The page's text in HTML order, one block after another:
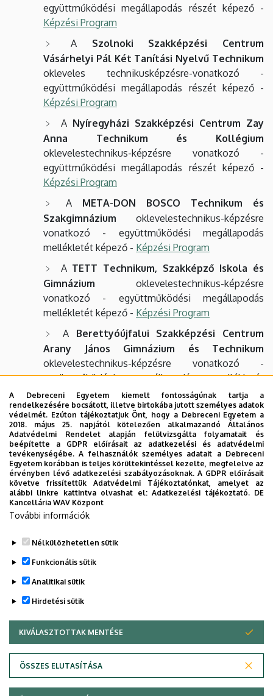
együttműködési megállapodás részét képező -
Képzési Program
ASzolnoki Szakképzési Centrum
Vásárhelyi Pál Két Tanítási Nyelvű Technikum
okleveles technikusképzésre-vonatkozó -
együttműködési megállapodás részét képező -
Képzési Program
A Nyíregyházi Szakképzési Centrum Zay
Anna Technikum és Kollégium
oklevelestechnikus-képzésre vonatkozó -
együttműködési megállapodás részét képező -
Képzési Program
A META-DON BOSCO Technikum és
Szakgimnázium oklevelestechnikus-képzésre
vonatkozó - együttműködési megállapodás
mellékletét képező - Képzési Program
A TETT Technikum, Szakképző Iskola és
Gimnázium oklevelestechnikus-képzésre
vonatkozó - együttműködési megállapodás
mellékletét képező - Képzési Program
ABerettyóújfalui Szakképzési Centrum
Arany János Gimnázium és Technikum
oklevelestechnikus-képzésre vonatkozó -
együttműködési megállapodás mellékletét
képező -Képzési Program
ASzent László Görögkatolikus Gimnázium
és Technikumoklevelestechnikus-képzésre
vonatkozó - együttműködési megállapodás
mellékletét képező -Képzési Program
ADebreceni Egyetem Balásházy János
Gyakorló Technikuma, Gimnáziuma és
Kollégiumaoklevelestechnikus-képzésre
vonatkozó -
Legutóbbi frissítés:
Adatvédelem
A Debreceni Egyetem kiemelt fontosságúnak tartja a
rendelkezésére bocsátott, illetve birtokába jutott személyes adatok
védelmét. Ezúton tájékoztatjuk Önt, hogy a Debreceni Egyetem a
2018. május 25. napjától kötelezően alkalmazandó Általános
Adatvédelmi Rendelet alapján felülvizsgálta folyamatait és
beépítette a GDPR előírásait az adatkezelési és adatvédelmi
tevékenységébe. A felhasználók személyes adatait a Debreceni
Egyetem korábban is teljes körültekintéssel kezelte, megfelelve az
érvényben lévő adatkezelési szabályozásoknak. A GDPR előírásait
követve frissítettük Adatvédelmi Tájékoztatónkat, amelyet az
alábbi linkre kattintva olvashat el:Adatkezelési tájékoztató. DE
Kancellária WAV Központ
További információk
Nélkülözhetetlen sütik
Funkcionális sütik
Analitikai sütik
Hirdetési sütik
KIVÁLASZTOTTAK MENTÉSE
ÖSSZES ELUTASÍTÁSA
WITHDRAW CONSENT